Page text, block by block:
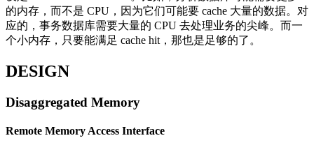
的内存，而不是 CPU，因为它们可能要 cache 大量的数据。对
应的，事务数据库需要大量的 CPU 去处理业务的尖峰。而一
个小内存，只要能满足 cache hit，那也是足够的了。
DESIGN
Disaggregated Memory
Remote Memory Access Interface